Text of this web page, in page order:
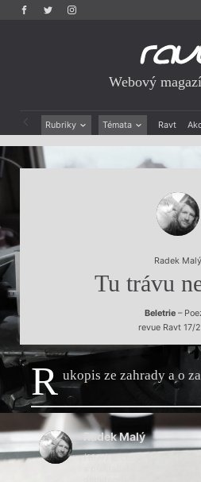
Webový
Rubriky Témata Ravt
Drobná publicistika
Právě vychází
Radek Malý
Tu trávu
Beletrie –
revue Ravt 17/
R ukopis ze zahrady a o
Radek Malý
(1977) je český básník, autor